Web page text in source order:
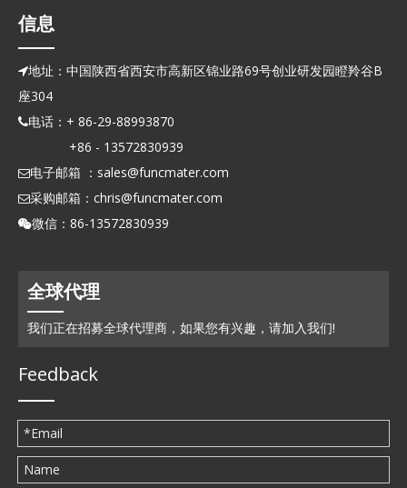
信息
地址：中国陕西省西安市高新区锦业路69号创业研发园瞪羚谷B
座304
电话：+ 86-29-88993870
+86 - 13572830939
电子邮箱 ： sales@funcmater.com
采购邮箱： chris@funcmater.com
微信：86-13572830939
全球代理
我们正在招募全球代理商，如果您有兴趣，请加入我们!
Feedback